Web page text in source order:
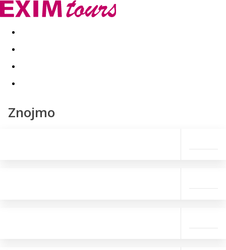
Akční nabídky Last minute
Znojmo